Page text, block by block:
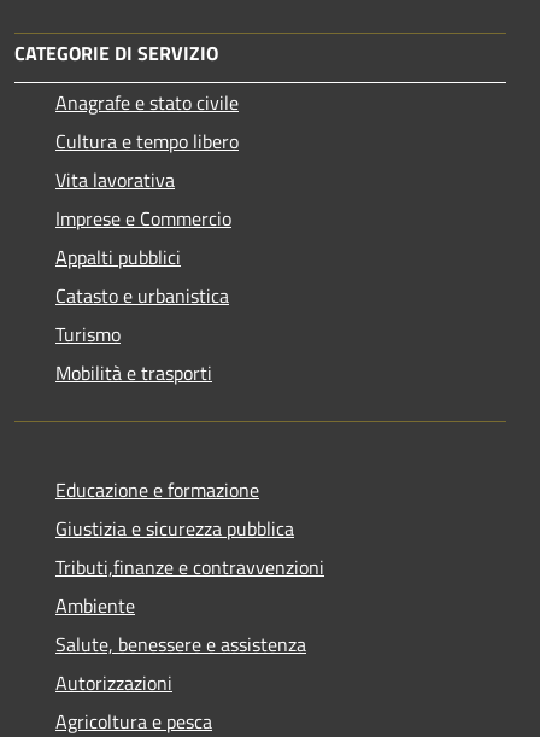
CATEGORIE DI SERVIZIO
Anagrafe e stato civile
Cultura e tempo libero
Vita lavorativa
Imprese e Commercio
Appalti pubblici
Catasto e urbanistica
Turismo
Mobilità e trasporti
Educazione e formazione
Giustizia e sicurezza pubblica
Tributi,finanze e contravvenzioni
Ambiente
Salute, benessere e assistenza
Autorizzazioni
Agricoltura e pesca